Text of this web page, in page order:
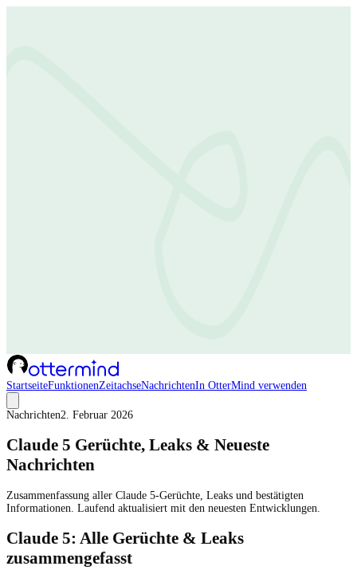
StartseiteFunktionenZeitachseNachrichtenIn OtterMind verwenden
Nachrichten2. Februar 2026
Claude 5 Gerüchte, Leaks & Neueste
Nachrichten
Zusammenfassung aller Claude 5-Gerüchte, Leaks und bestätigten
Informationen. Laufend aktualisiert mit den neuesten Entwicklungen.
Claude 5: Alle Gerüchte & Leaks
zusammengefasst